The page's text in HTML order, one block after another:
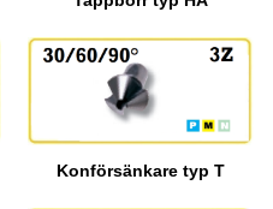
Konförsänkare typ T